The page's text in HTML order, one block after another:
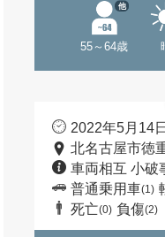
55～64歳
他
2022年5月14
北名古屋市徳
車両相互 小破
普通乗用車(1)
死亡(0) 負傷(2)